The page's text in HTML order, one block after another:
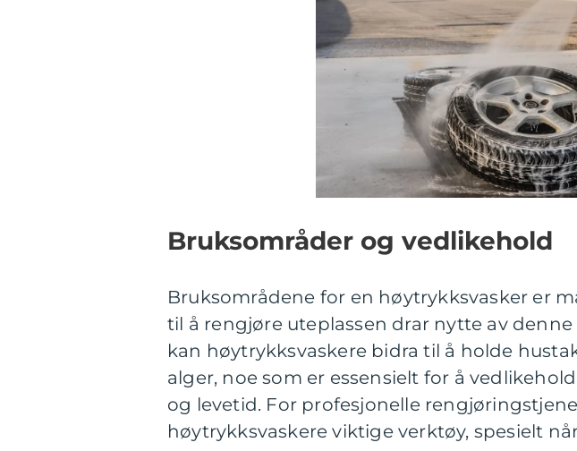
Bruksområder og vedlikehold
Bruksområdene for en høytrykksvasker er
til å rengjøre uteplassen drar nytte av
kan høytrykksvaskere bidra til å holde
alger, noe som er essensielt for å
og levetid. For profesjonelle
høytrykksvaskere viktige verktøy, spesielt